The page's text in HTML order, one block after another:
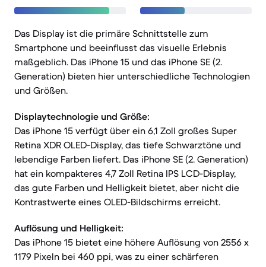
Das Display ist die primäre Schnittstelle zum
Smartphone und beeinflusst das visuelle Erlebnis
maßgeblich. Das iPhone 15 und das iPhone SE (2.
Generation) bieten hier unterschiedliche Technologien
und Größen.
Displaytechnologie und Größe:
Das iPhone 15 verfügt über ein 6,1 Zoll großes Super
Retina XDR OLED-Display, das tiefe Schwarztöne und
lebendige Farben liefert. Das iPhone SE (2. Generation)
hat ein kompakteres 4,7 Zoll Retina IPS LCD-Display,
das gute Farben und Helligkeit bietet, aber nicht die
Kontrastwerte eines OLED-Bildschirms erreicht.
Auflösung und Helligkeit:
Das iPhone 15 bietet eine höhere Auflösung von 2556 x
1179 Pixeln bei 460 ppi, was zu einer schärferen